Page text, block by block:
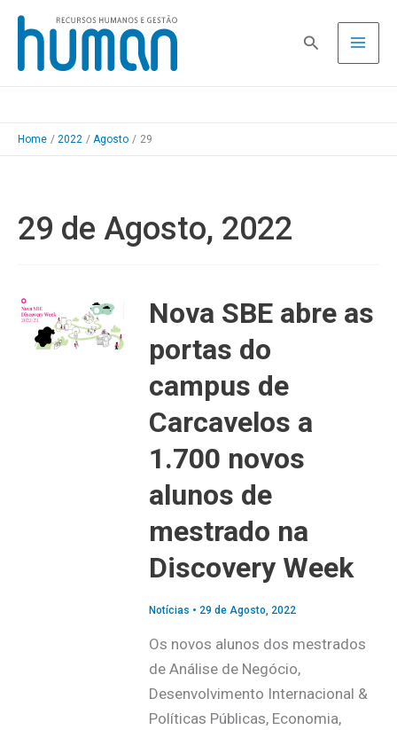
Skip
content
Pesquisa
Home 2022 Agosto 29
29 de Agosto, 2022
Nova SBE abre as
portas do
campus de
Carcavelos a
1.700 novos
alunos de
mestrado na
Discovery Week
Notícias • 29 de Agosto, 2022
Os novos alunos dos mestrados
de Análise de Negócio,
Desenvolvimento Internacional &
Políticas Públicas, Economia,